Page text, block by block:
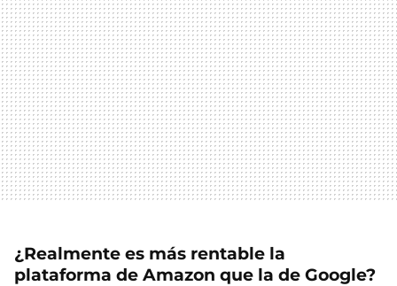
¿Realmente es más rentable la
plataforma de Amazon que la de Google?